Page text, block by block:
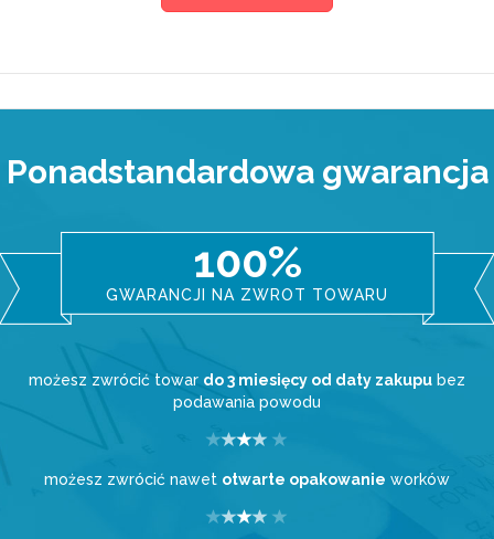
Ponadstandardowa gwarancja
100%
GWARANCJI NA ZWROT TOWARU
możesz zwrócić towar do 3 miesięcy od daty zakupu bez
podawania powodu
możesz zwrócić nawet otwarte opakowanie worków